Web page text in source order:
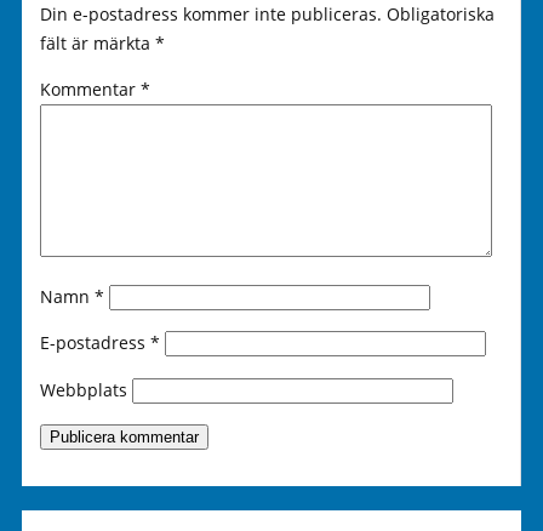
Din e-postadress kommer inte publiceras. Obligatoriska
fält är märkta *
Kommentar *
Namn *
E-postadress *
Webbplats